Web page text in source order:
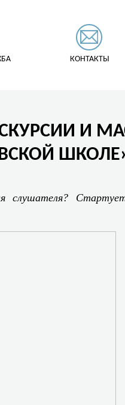
КОНТАКТЫ
И
слушателя?